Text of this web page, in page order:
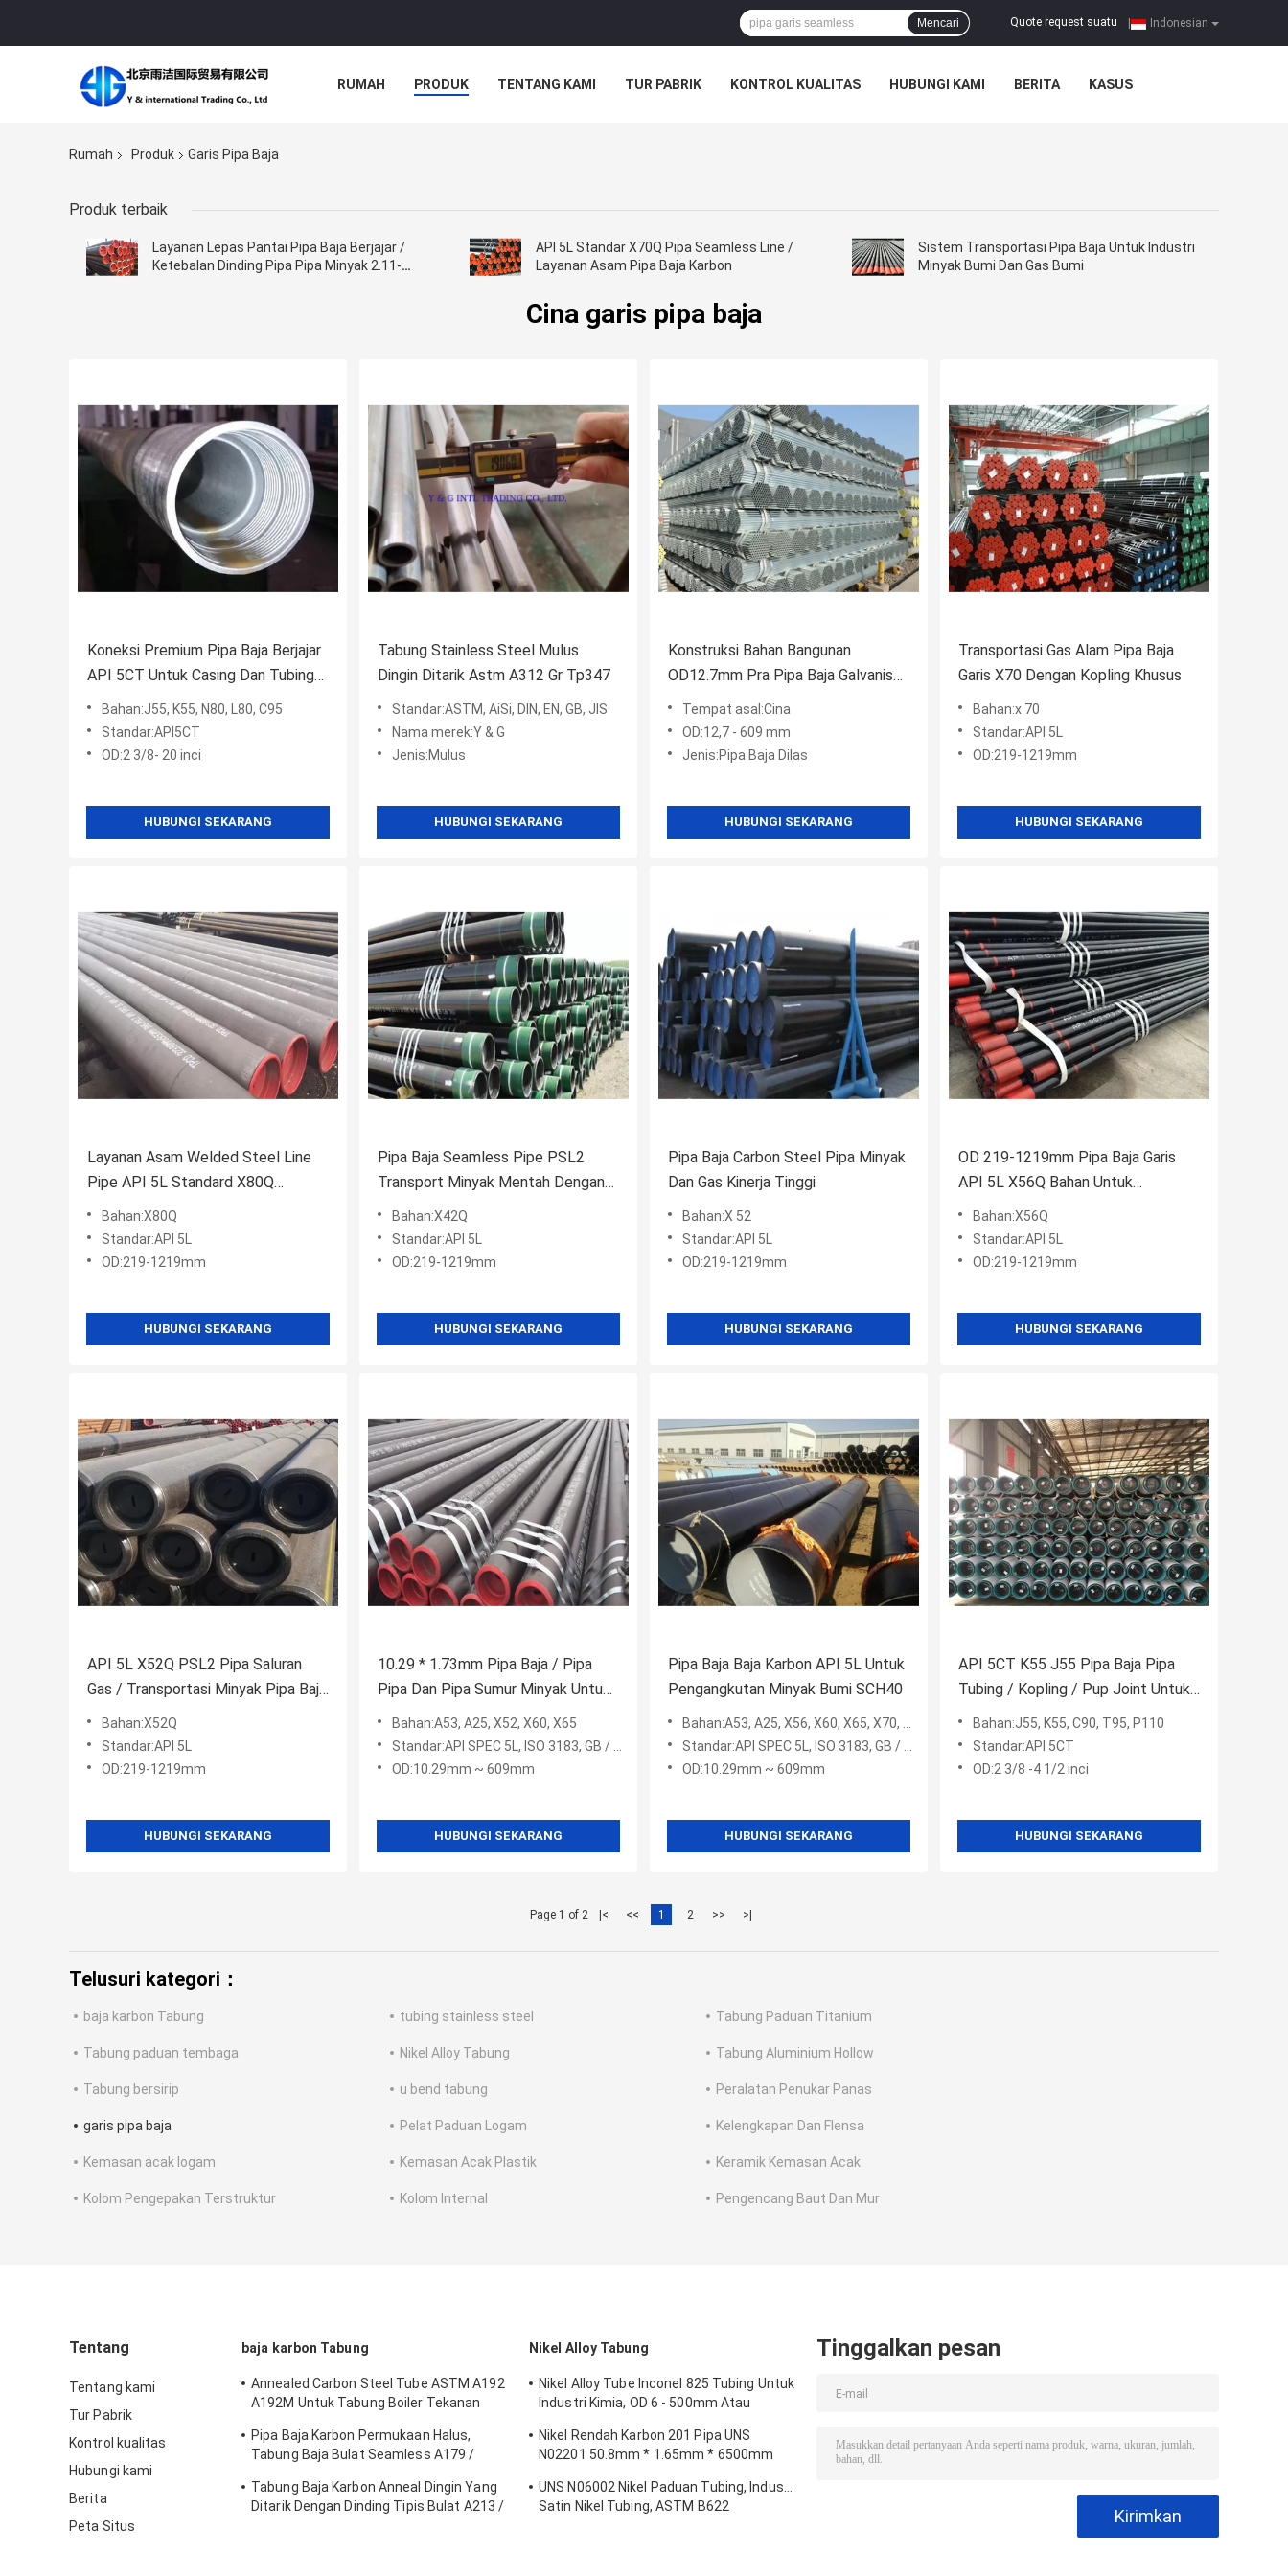
Indonesian
Quote request suatu
Mencari
RUMAH PRODUK TENTANG KAMI TUR PABRIK KONTROL KUALITAS HUBUNGI KAMI BERITA KASUS
Rumah Produk Garis Pipa Baja
Produk terbaik
Layanan Lepas Pantai Pipa Baja Berjajar /
Ketebalan Dinding Pipa Pipa Minyak 2.11-
API 5L Standar X70Q Pipa Seamless Line /
Layanan Asam Pipa Baja Karbon
Sistem Transportasi Pipa Baja Untuk Industri
Minyak Bumi Dan Gas Bumi
Cina garis pipa baja
Koneksi Premium Pipa Baja Berjajar
API 5CT Untuk Casing Dan Tubing
J55 K55 N80 L80 20 "
Bahan:J55, K55, N80, L80, C95
Standar:API5CT
OD:2 3/8- 20 inci
HUBUNGI SEKARANG
Tabung Stainless Steel Mulus
Dingin Ditarik Astm A312 Gr Tp347
Standar:ASTM, AiSi, DIN, EN, GB, JIS
Nama merek:Y & G
Jenis:Mulus
HUBUNGI SEKARANG
Konstruksi Bahan Bangunan
OD12.7mm Pra Pipa Baja Galvanis
Kelas Gas Line
Tempat asal:Cina
OD:12,7 - 609 mm
Jenis:Pipa Baja Dilas
HUBUNGI SEKARANG
Transportasi Gas Alam Pipa Baja
Garis X70 Dengan Kopling Khusus
Bahan:x 70
Standar:API 5L
OD:219-1219mm
HUBUNGI SEKARANG
Layanan Asam Welded Steel Line
Pipe API 5L Standard X80Q
Material
Bahan:X80Q
Standar:API 5L
OD:219-1219mm
HUBUNGI SEKARANG
Pipa Baja Seamless Pipe PSL2
Transport Minyak Mentah Dengan
Sertifikat ISO9001
Bahan:X42Q
Standar:API 5L
OD:219-1219mm
HUBUNGI SEKARANG
Pipa Baja Carbon Steel Pipa Minyak
Dan Gas Kinerja Tinggi
Bahan:X 52
Standar:API 5L
OD:219-1219mm
HUBUNGI SEKARANG
OD 219-1219mm Pipa Baja Garis
API 5L X56Q Bahan Untuk
Transportasi Gas
Bahan:X56Q
Standar:API 5L
OD:219-1219mm
HUBUNGI SEKARANG
API 5L X52Q PSL2 Pipa Saluran
Gas / Transportasi Minyak Pipa Baja
Seamless
Bahan:X52Q
Standar:API 5L
OD:219-1219mm
HUBUNGI SEKARANG
10.29 * 1.73mm Pipa Baja / Pipa
Pipa Dan Pipa Sumur Minyak Untuk
Menyampaikan Gas
Bahan:A53, A25, X52, X60, X65
Standar:API SPEC 5L, ISO 3183, GB / T 9711.1-199
OD:10.29mm ~ 609mm
HUBUNGI SEKARANG
Pipa Baja Baja Karbon API 5L Untuk
Pengangkutan Minyak Bumi SCH40
Bahan:A53, A25, X56, X60, X65, X70, X80
Standar:API SPEC 5L, ISO 3183, GB / T 9711.1-199
OD:10.29mm ~ 609mm
HUBUNGI SEKARANG
API 5CT K55 J55 Pipa Baja Pipa
Tubing / Kopling / Pup Joint Untuk
OCTG
Bahan:J55, K55, C90, T95, P110
Standar:API 5CT
OD:2 3/8 -4 1/2 inci
HUBUNGI SEKARANG
Page 1 of 2 |< << 1 2 >> >|
Telusuri kategori：
baja karbon Tabung tubing stainless steel Tabung Paduan Titanium
Tabung paduan tembaga Nikel Alloy Tabung Tabung Aluminium Hollow
Tabung bersirip u bend tabung Peralatan Penukar Panas
garis pipa baja Pelat Paduan Logam Kelengkapan Dan Flensa
Kemasan acak logam Kemasan Acak Plastik Keramik Kemasan Acak
Kolom Pengepakan Terstruktur Kolom Internal Pengencang Baut Dan Mur
Tentang
Tentang kami
Tur Pabrik
Kontrol kualitas
Hubungi kami
Berita
Peta Situs
baja karbon Tabung
Annealed Carbon Steel Tube ASTM A192
A192M Untuk Tabung Boiler Tekanan
Pipa Baja Karbon Permukaan Halus,
Tabung Baja Bulat Seamless A179 /
Tabung Baja Karbon Anneal Dingin Yang
Ditarik Dengan Dinding Tipis Bulat A213 /
Nikel Alloy Tabung
Nikel Alloy Tube Inconel 825 Tubing Untuk
Industri Kimia, OD 6 - 500mm Atau
Nikel Rendah Karbon 201 Pipa UNS
N02201 50.8mm * 1.65mm * 6500mm
UNS N06002 Nikel Paduan Tubing, Industri
Satin Nikel Tubing, ASTM B622
Tinggalkan pesan